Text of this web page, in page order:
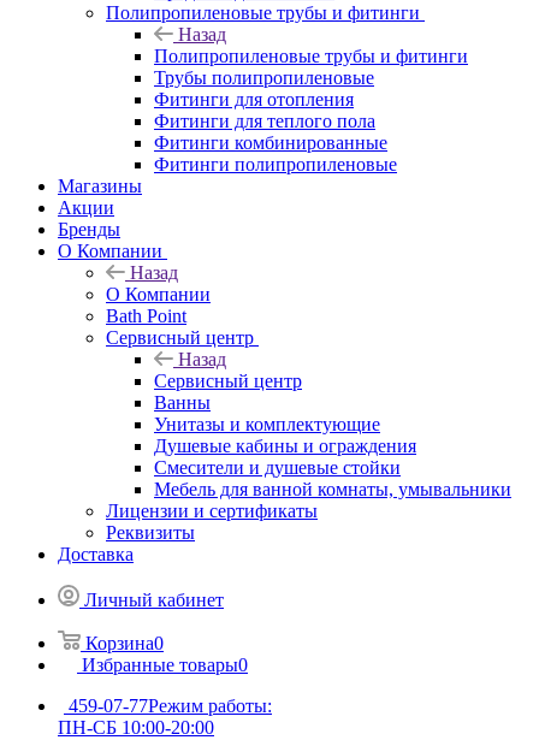
Полипропиленовые трубы и фитинги
Назад
Полипропиленовые трубы и фитинги
Трубы полипропиленовые
Фитинги для отопления
Фитинги для теплого пола
Фитинги комбинированные
Фитинги полипропиленовые
Магазины
Акции
Бренды
О Компании
Назад
О Компании
Bath Point
Сервисный центр
Назад
Сервисный центр
Ванны
Унитазы и комплектующие
Душевые кабины и ограждения
Смесители и душевые стойки
Мебель для ванной комнаты, умывальники
Лицензии и сертификаты
Реквизиты
Доставка
Личный кабинет
Корзина0
Избранные товары0
459-07-77Режим работы:
ПН-СБ 10:00-20:00